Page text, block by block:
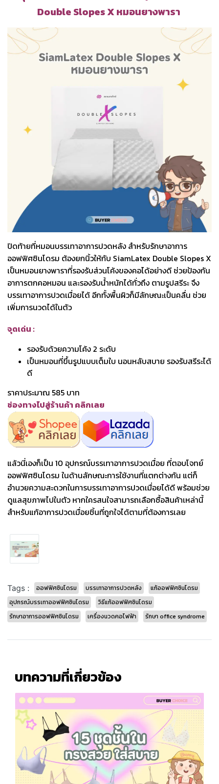
Double Slopes X หมอนยางพารา
ปิดท้ายที่หมอนบรรเทาอาการปวดหลัง สำหรับรักษาอาการ
ออฟฟิศซินโดรม ต้องยกนิ้วให้กับ SiamLatex Double Slopes X
เป็นหมอนยางพาราที่รองรับส่วนโค้งของคอได้อย่างดี ช่วยป้องกัน
อาการตกคอหมอน และรองรับน้ำหนักได้ทั่วถึง ตามรูปสรีระ จึง
บรรเทาอาการปวดเมื่อยได้ อีกทั้งพื้นผิวก็มีลักษณะเป็นคลื่น ช่วย
เพิ่มการนวดได้ในตัว
จุดเด่น :
รองรับด้วยความโค้ง 2 ระดับ
เป็นหมอนที่ขึ้นรูปแบบเต็มใบ นอนหลับสบาย รองรับสรีระได้
ดี
ราคาประมาณ 585 บาท
ช่องทางไปสู่ร้านค้า คลิกเลย
แล้วนี่เองก็เป็น 10 อุปกรณ์บรรเทาอาการปวดเมื่อย ที่ตอบโจทย์
ออฟฟิศซินโดรม ในด้านลักษณะการใช้งานที่แตกต่างกัน แต่ก็
อำนวยความสะดวกในการบรรเทาอาการปวดเมื่อยได้ดี พร้อมช่วย
ดูแลสุขภาพไปในตัว หากใครสนใจสามารถเลือกซื้อสินค้าเหล่านี้
สำหรับแก้อาการปวดเมื่อยชิ้นที่ถูกใจได้ตามที่ต้องการเลย
Tags : ออฟฟิศซินโดรม บรรเทาอาการปวดหลัง
แก้ออฟฟิศซินโดรม
อุปกรณ์บรรเทาออฟฟิศซินโดรม
วิธีแก้ออฟฟิศซินโดรม
รักษาอาการออฟฟิศซินโดรม
เครื่องนวดคอไฟฟ้า รักษา office syndrome
บทความที่เกี่ยวข้อง